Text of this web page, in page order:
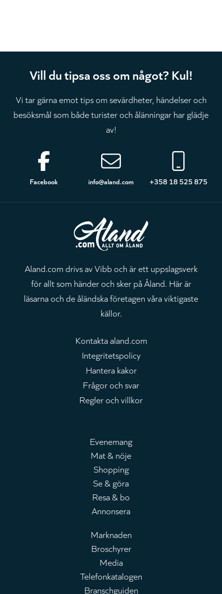
Vill du tipsa oss om något? Kul!
Vi tar gärna emot tips om sevärdheter, händelser och
besöksmål som både turister och ålänningar har glädje
av!
Sidfot
Facebook info@aland.com +358 18 525 875
Aland.com drivs av Vibb och är ett uppslagsverk
för allt som händer och sker på Åland. Här är
läsarna och de åländska företagen våra viktigaste
källor.
Kontakta aland.com
Integritetspolicy
Hantera kakor
Frågor och svar
Regler och villkor
Huvudmeny
Evenemang
Mat & nöje
Shopping
Se & göra
Resa & bo
Annonsera
Leaderboard
Marknaden
Broschyrer
Media
Telefonkatalogen
Branschguiden